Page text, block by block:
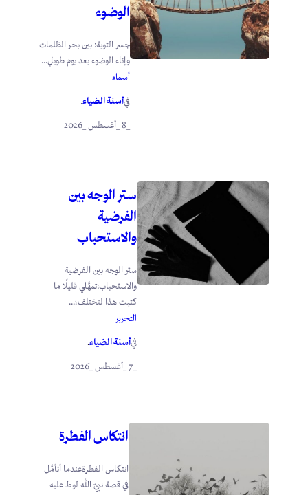
الوضوء
جسر التوبة: بين بحر الظلمات
وإناء الوضوء بعد يوم طويلٍ...
أسماء
فيأسنة الضياء.
ستر الوجه بين
الفرضية
والاستحباب
ستر الوجه بين الفرضية
والاستحباب:تمهَّلي قليلًا ما
كتبت هذا لنختلف؛...
التحرير
فيأسنة الضياء.
انتكاس الفطرة
انتكاس الفطرةعندما أتأمَّل
في قصة نبيّ الله لوط عليه